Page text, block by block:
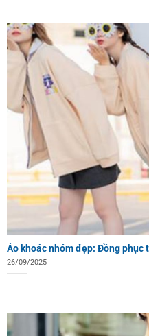
Áo khoác nhóm đẹp: Đồng phục
26/09/2025